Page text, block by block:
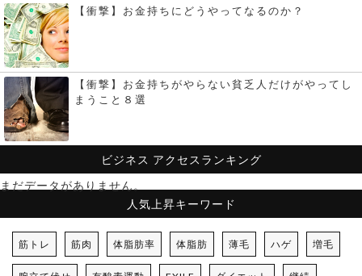
【衝撃】お金持ちにどうやってなるのか？
【衝撃】お金持ちがやらない貧乏人だけがやってし
まうこと８選
ビジネス アクセスランキング
まだデータがありません。
人気上昇キーワード
筋トレ 筋肉 体脂肪率 体脂肪 薄毛 ハゲ 増毛